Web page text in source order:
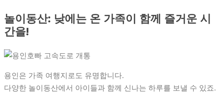
놀이동산: 낮에는 온 가족이 함께 즐거운 시
간을!
용인은 가족 여행지로도 유명합니다.
다양한 놀이동산에서 아이들과 함께 신나는 하루를 보낼 수 있죠.